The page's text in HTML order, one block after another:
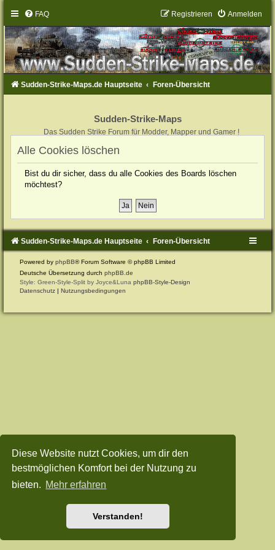
Diese Website nutzt Cookies, um dir den
bestmöglichen Komfort bei der Nutzung zu
bieten. Mehr erfahren
Verstanden!
FAQ Anmelden
Registrieren
Sudden-Strike-Maps.de Hauptseite Foren-Übersicht
Sudden-Strike-Maps
Das Sudden Strike Forum für Modder, Mapper und Gamer !
Alle Cookies löschen
Bist du dir sicher, dass du alle Cookies des Boards löschen
möchtest?
Sudden-Strike-Maps.de Hauptseite Foren-Übersicht
Powered byphpBB® Forum Software © phpBB Limited
Deutsche Übersetzung durchphpBB.de
Style: Green-Style-Split by Joyce&LunaphpBB-Style-Design
Datenschutz |Nutzungsbedingungen